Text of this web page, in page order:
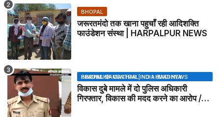
BHOPAL
जरूरतमंदो तक खाना पहुचाँ रही आदिशक्ति
फाउंडेशन संस्था | HARPALPUR NEWS
BHOPAL SAMACHAR | NO 1 HINDI NEWS PORTAL OF CENTRAL INDIA (MADHYA PRADESH)
विकास दुबे मामले में दो पुलिस अधिकारी
गिरफ्तार, विकास की मदद करने का आरोप /